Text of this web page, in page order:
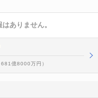
ありません。
681億8000万円）